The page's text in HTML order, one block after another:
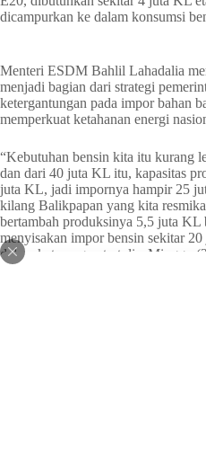
dicampurkan ke dalam konsumsi
Menteri ESDM Bahlil Lahadalia
menjadi bagian dari strategi
ketergantungan pada impor bahan
memperkuat ketahanan energi
“Kebutuhan bensin kita itu kurang
dan dari 40 juta KL itu, kapasitas
juta KL, jadi impornya hampir 25
kilang Balikpapan yang kita
bertambah produksinya 5,5 juta KL
menyisakan impor bensin sekitar
dalam keterangan tertulis, Minggu
Meski tambahan kapasitas
akan menekan kebutuhan impor,
memenuhi kekurangan pasokan
tahun. Untuk itu, pemerintah
mengkombinasikan bensin dengan
satu upaya mengurangi
Menurut Bahlil, kebijakan tersebut
mengacu pada keberhasilan
sawit yang berkembang dari B10